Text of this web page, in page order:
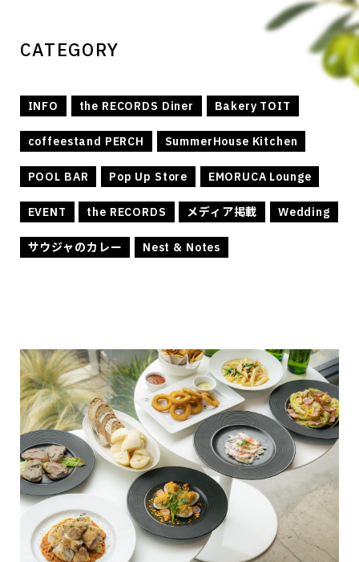
CATEGORY
INFO the RECORDS Diner Bakery TOIT
coffeestand PERCH SummerHouse Kitchen
POOL BAR Pop Up Store EMORUCA Lounge
EVENT the RECORDS メディア掲載 Wedding
サウジャのカレー Nest & Notes